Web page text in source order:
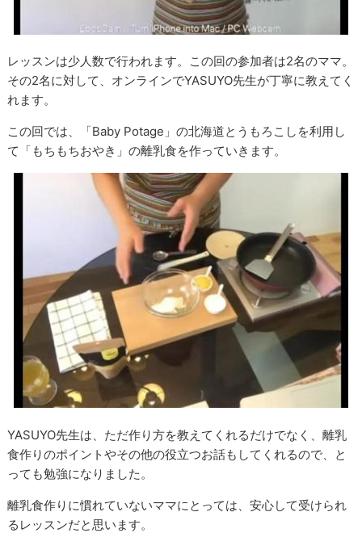
レッスンは少人数で行われます。この回の参加者は2名のママ。
その2名に対して、オンラインでYASUYO先生が丁寧に教えてく
れます。
この回では、「Baby Potage」の北海道とうもろこしを利用し
て「もちもちおやき」の離乳食を作っていきます。
YASUYO先生は、ただ作り方を教えてくれるだけでなく、離乳
食作りのポイントやその他の役立つお話もしてくれるので、と
っても勉強になりました。
離乳食作りに慣れていないママにとっては、安心して受けられ
るレッスンだと思います。